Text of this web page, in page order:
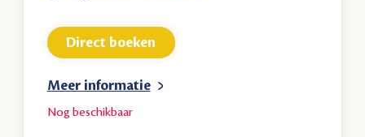
Nog beschikbaar
Meer informatie
Direct boeken